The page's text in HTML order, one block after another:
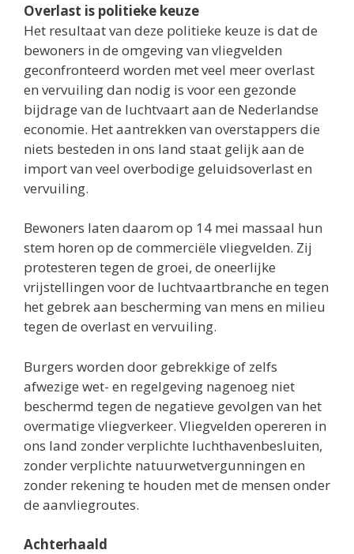
Overlast is politieke keuze
Het resultaat van deze politieke keuze is dat de
bewoners in de omgeving van vliegvelden
geconfronteerd worden met veel meer overlast
en vervuiling dan nodig is voor een gezonde
bijdrage van de luchtvaart aan de Nederlandse
economie. Het aantrekken van overstappers die
niets besteden in ons land staat gelijk aan de
import van veel overbodige geluidsoverlast en
vervuiling.
Bewoners laten daarom op 14 mei massaal hun
stem horen op de commerciële vliegvelden. Zij
protesteren tegen de groei, de oneerlijke
vrijstellingen voor de luchtvaartbranche en tegen
het gebrek aan bescherming van mens en milieu
tegen de overlast en vervuiling.
Burgers worden door gebrekkige of zelfs
afwezige wet- en regelgeving nagenoeg niet
beschermd tegen de negatieve gevolgen van het
overmatige vliegverkeer. Vliegvelden opereren in
ons land zonder verplichte luchthavenbesluiten,
zonder verplichte natuurwetvergunningen en
zonder rekening te houden met de mensen onder
de aanvliegroutes.
Achterhaald